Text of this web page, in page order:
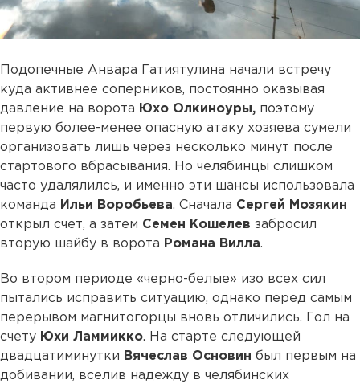
Подопечные Анвара Гатиятулина начали встречу
куда активнее соперников, постоянно оказывая
давление на ворота Юхо Олкиноуры, поэтому
первую более-менее опасную атаку хозяева сумели
организовать лишь через несколько минут после
стартового вбрасывания. Но челябинцы слишком
часто удалялилсь, и именно эти шансы использовала
команда Ильи Воробьева. Сначала Сергей Мозякин
открыл счет, а затем Семен Кошелев забросил
вторую шайбу в ворота Романа Вилла.
Во втором периоде «черно-белые» изо всех сил
пытались исправить ситуацию, однако перед самым
перерывом магнитогорцы вновь отличились. Гол на
счету Юхи Ламмикко. На старте следующей
двадцатиминутки Вячеслав Основин был первым на
добивании, вселив надежду в челябинских